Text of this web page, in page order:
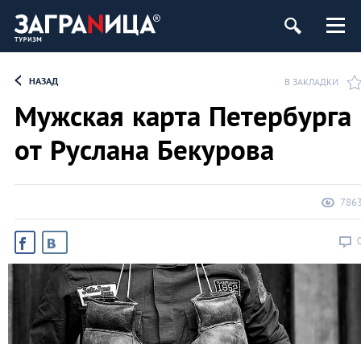
НАЗАД В ЗАКЛАДКИ
Мужская карта Петербурга
от Руслана Бекурова